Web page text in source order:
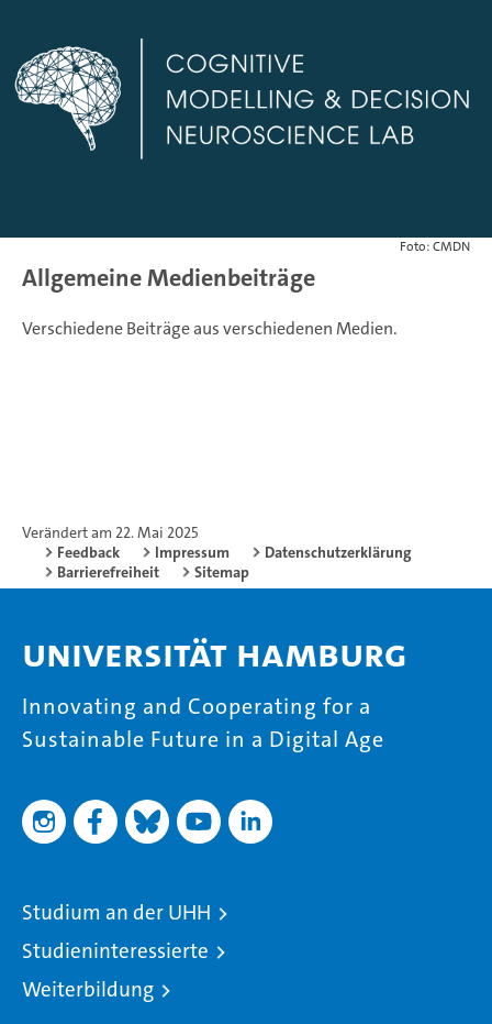
Foto: CMDN
Allgemeine Medienbeiträge
Verschiedene Beiträge aus verschiedenen Medien.
Verändert am 22. Mai 2025
Feedback
Impressum
Datenschutzerklärung
Barrierefreiheit
Sitemap
Universität Hamburg
Innovating and Cooperating for a
Sustainable Future in a Digital Age
Studium an der UHH
Studieninteressierte
Weiterbildung